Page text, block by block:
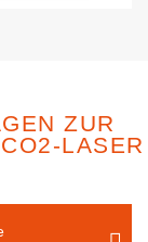
ZUR
LASER